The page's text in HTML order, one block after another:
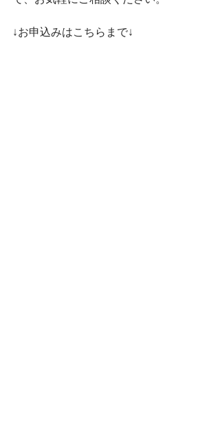
﻿↓お申込みはこちらまで↓